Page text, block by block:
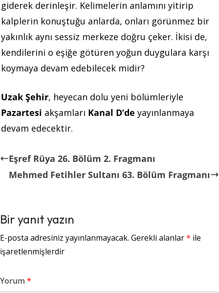
giderek derinleşir. Kelimelerin anlamını yitirip
kalplerin konuştuğu anlarda, onları görünmez bir
yakınlık aynı sessiz merkeze doğru çeker. İkisi de,
kendilerini o eşiğe götüren yoğun duygulara karşı
koymaya devam edebilecek midir?
Uzak Şehir, heyecan dolu yeni bölümleriyle
Pazartesi akşamları Kanal D’de yayınlanmaya
devam edecektir.
Eşref Rüya 26. Bölüm 2. Fragmanı
Mehmed Fetihler Sultanı 63. Bölüm Fragmanı
Bir yanıt yazın
E-posta adresiniz yayınlanmayacak. Gerekli alanlar* ile
işaretlenmişlerdir
Yorum *